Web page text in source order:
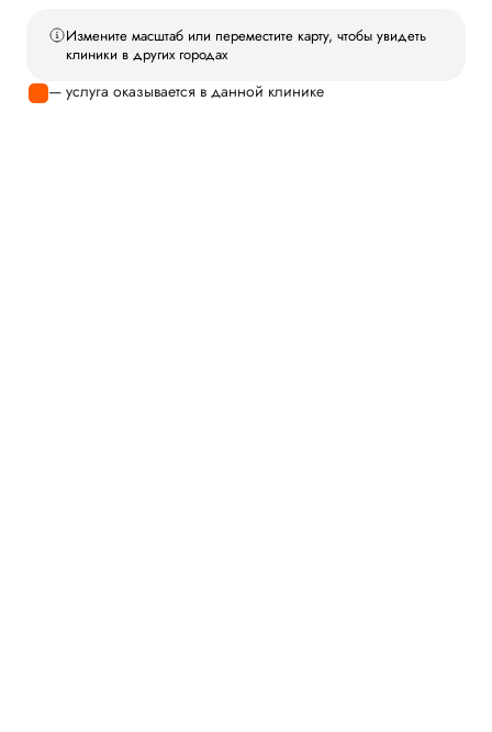
Измените масштаб или переместите карту, чтобы увидеть
клиники в других городах
— услуга оказывается в данной клинике